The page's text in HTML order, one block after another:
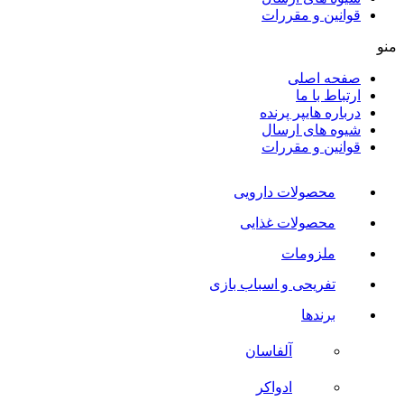
قوانین و مقررات
منو
صفحه اصلی
ارتباط با ما
درباره هایپر پرنده
شیوه های ارسال
قوانین و مقررات
محصولات دارویی
محصولات غذایی
ملزومات
تفریحی و اسباب بازی
برندها
آلفاسان
ادواکر